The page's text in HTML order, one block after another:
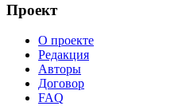
Проект
О проекте
Редакция
Авторы
Договор
FAQ